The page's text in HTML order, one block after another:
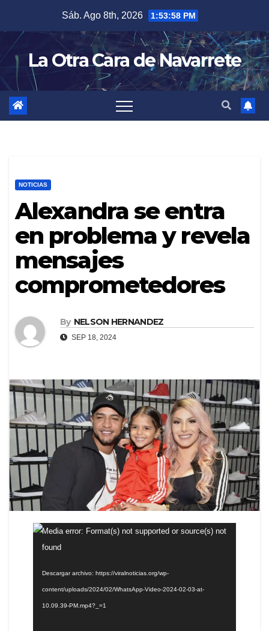
content
Sáb. Ago 8th, 2026 1:53:59 PM
La Otra Cara de Navarrete
NOTICIAS
Alexandra se entra
en problema y revela
mensajes
comprometedores
By NELSON HERNANDEZ
SEP 18, 2024
Reproductor
de
Media error: Format(s) not supported or source(s) not
found
Descargar archivo: https://viralnoticias.org/wp-
content/uploads/2024/02/WhatsApp-Video-2024-02-03-at-
10.09.39-PM.mp4?_=1